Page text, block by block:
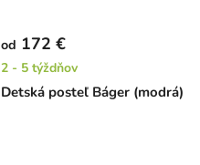
Detská posteľ Báger (modrá)
od 172 €
2 - 5 týždňov